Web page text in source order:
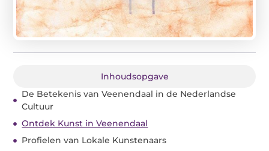
Inhoudsopgave
De Betekenis van Veenendaal in de Nederlandse
Cultuur
Ontdek Kunst in Veenendaal
Profielen van Lokale Kunstenaars